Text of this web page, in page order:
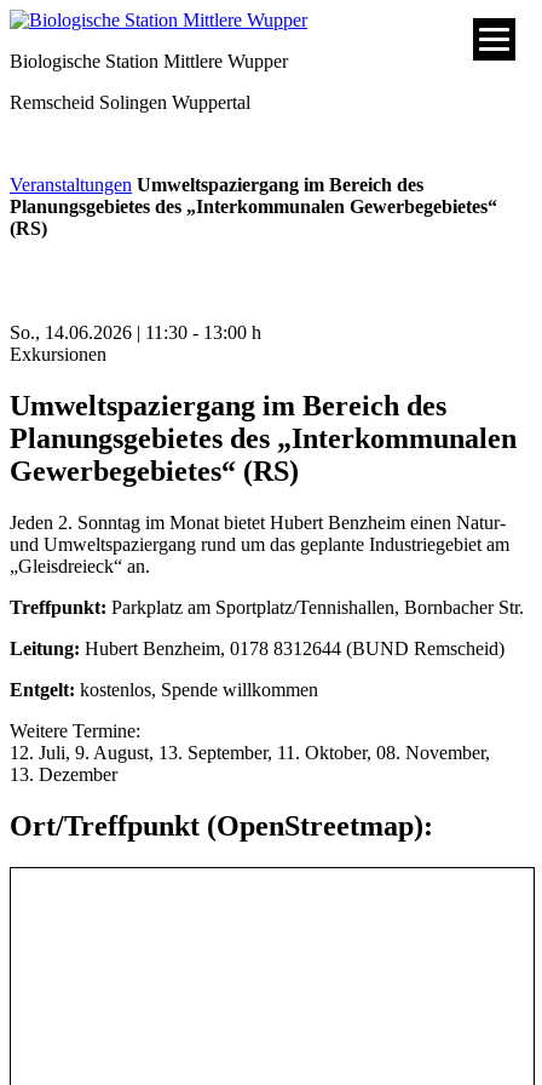
Biologische Station Mittlere Wupper
Remscheid Solingen Wuppertal
Veranstaltungen Umweltspaziergang im Bereich des
Planungsgebietes des „Interkommunalen Gewerbegebietes“
(RS)
So., 14.06.2026 | 11:30 - 13:00 h
Exkursionen
Umweltspaziergang im Bereich des
Planungsgebietes des „Interkommunalen
Gewerbegebietes“ (RS)
Jeden 2. Sonntag im Monat bietet Hubert Benzheim einen Natur-
und Umweltspaziergang rund um das geplante Industriegebiet am
„Gleisdreieck“ an.
Treffpunkt: Parkplatz am Sportplatz/Tennishallen, Bornbacher Str.
Leitung: Hubert Benzheim, 0178 8312644 (BUND Remscheid)
Entgelt: kostenlos, Spende willkommen
Weitere Termine:
12. Juli, 9. August, 13. September, 11. Oktober, 08. November,
13. Dezember
Ort/Treffpunkt (OpenStreetmap):